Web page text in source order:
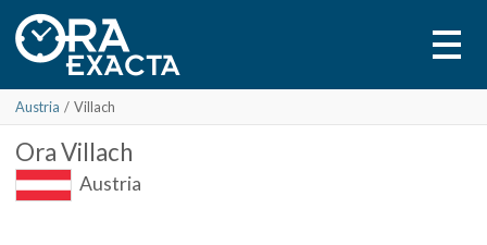
Austria / Villach
OraVillach
Austria